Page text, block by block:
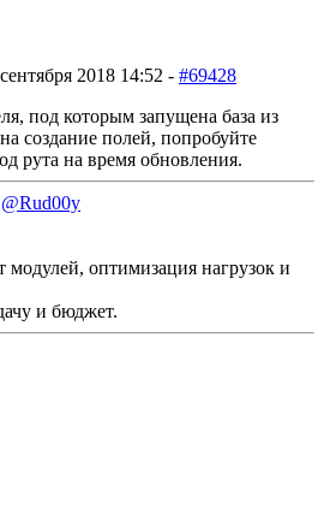
2018 14:52 - #69428
под которым запущена база из
создание полей, попробуйте
рута на время обновления.
@Rud00y
модулей, оптимизация нагрузок и
и бюджет.